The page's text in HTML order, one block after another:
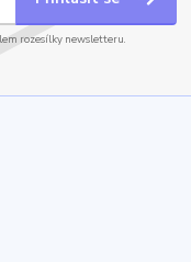
rozesílky newsletteru.